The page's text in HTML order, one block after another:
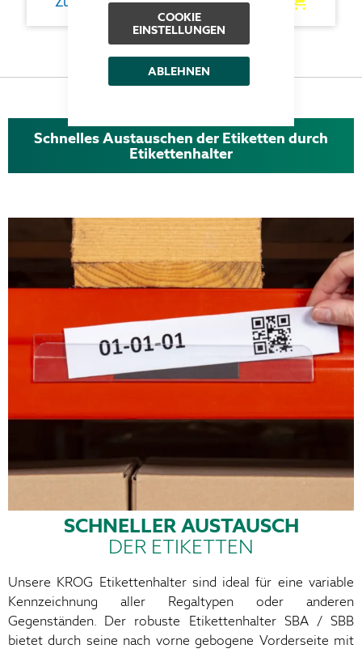
COOKIE
EINSTELLUNGEN
ABLEHNEN
Schnelles Austauschen der Etiketten durch
Etikettenhalter
SCHNELLER AUSTAUSCH
DER ETIKETTEN
Unsere KROG Etikettenhalter sind ideal für eine variable
Kennzeichnung aller Regaltypen oder anderen
Gegenständen. Der robuste Etikettenhalter SBA / SBB
bietet durch seine nach vorne gebogene Vorderseite mit